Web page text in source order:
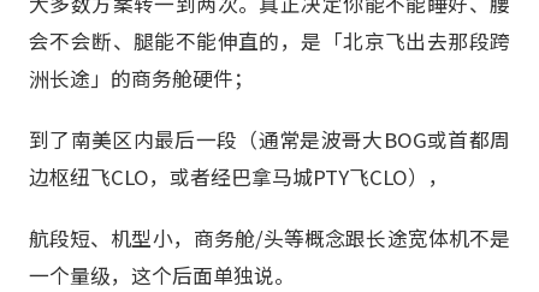
会不会断、腿能不能伸直的，是「北京飞出去那段跨
洲长途」的商务舱硬件；
到了南美区内最后一段（通常是波哥大BOG或首都周
边枢纽飞CLO，或者经巴拿马城PTY飞CLO），
航段短、机型小，商务舱/头等概念跟长途宽体机不是
一个量级，这个后面单独说。